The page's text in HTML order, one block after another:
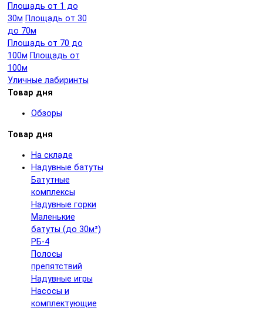
Площадь от 1 до
30м Площадь от 30
до 70м
Площадь от 70 до
100м Площадь от
100м
Уличные лабиринты
Товар дня
Обзоры
Товар дня
На складе
Надувные батуты
Батутные
комплексы
Надувные горки
Маленькие
батуты (до 30м²)
РБ-4
Полосы
препятствий
Надувные игры
Насосы и
комплектующие